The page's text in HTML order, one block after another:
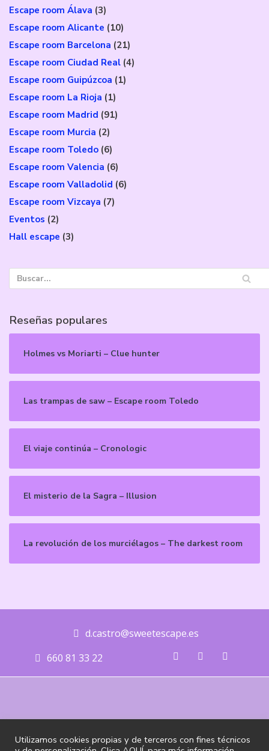
Escape room Álava (3)
Escape room Alicante (10)
Escape room Barcelona (21)
Escape room Ciudad Real (4)
Escape room Guipúzcoa (1)
Escape room La Rioja (1)
Escape room Madrid (91)
Escape room Murcia (2)
Escape room Toledo (6)
Escape room Valencia (6)
Escape room Valladolid (6)
Escape room Vizcaya (7)
Eventos (2)
Hall escape (3)
Reseñas populares
Holmes vs Moriarti – Clue hunter
Las trampas de saw – Escape room Toledo
El viaje continúa – Cronologic
El misterio de la Sagra – Illusion
La revolución de los murciélagos – The darkest room
d.castro@sweetescape.es
660 81 33 22
@ 2020 Sweet Escape, DGCexpertise, LTD. Todos los derechos
Utilizamos cookies propias y de terceros con fines técnicos